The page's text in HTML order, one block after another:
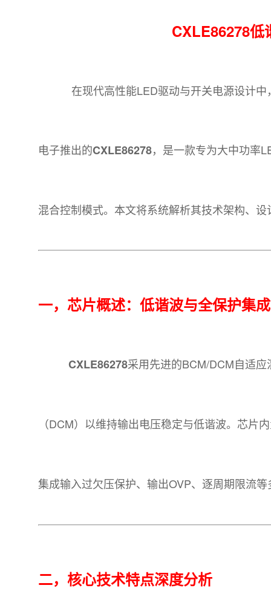
CXLE86278低
在现代高性能LED驱动与开关电源设计中，
电子推出的CXLE86278，是一款专为大中功率
混合控制模式。本文将系统解析其技术架构、
一，芯片概述：低谐波与全保护集成
CXLE86278采用先进的BCM/DCM自适
（DCM）以维持输出电压稳定与低谐波。芯片
集成输入过欠压保护、输出OVP、逐周期限流
二，核心技术特点深度分析